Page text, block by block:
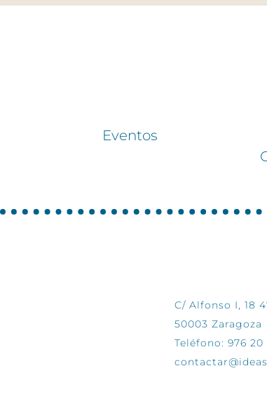
Eventos
C/ Alfonso I, 18
50003 Zaragoza
Teléfono: 976 20